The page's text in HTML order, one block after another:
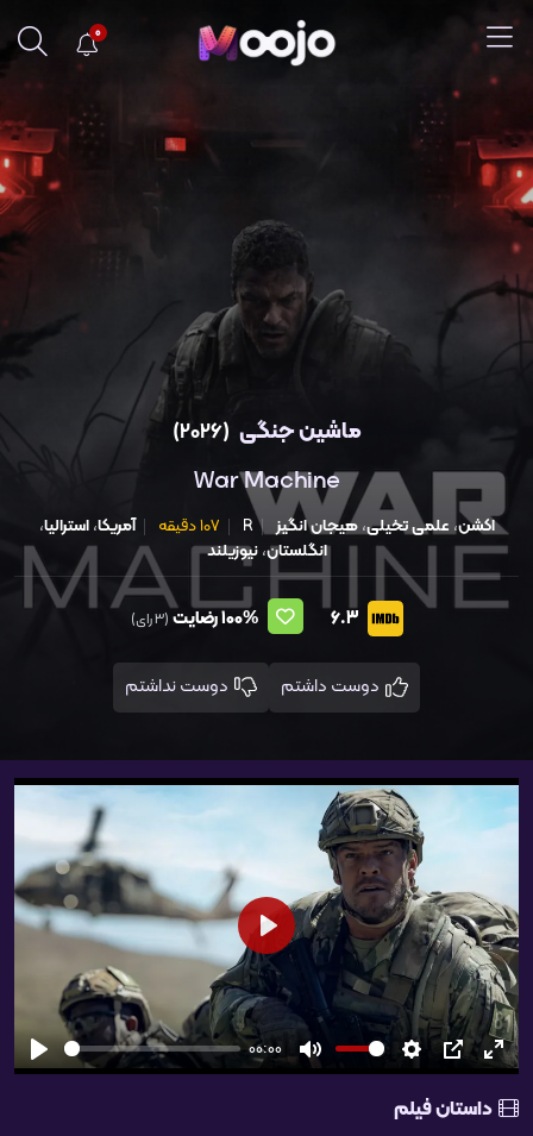
0
ماشین جنگی (2026)
War Machine
اکشن، علمی تخیلی،هیجان انگیز R 107 دقیقه آمریکا،استرالیا،
انگلستان،نیوزیلند
6.3
100%رضایت (3 رای)
شروع
00:00
بی‌صدا تنظیمات
PIP تمام
شروع
داستان فیلم